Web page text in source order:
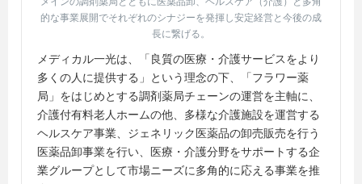
的な事業展開でそれぞれのシナジーを発揮し安定経営と今後の成
長に繋げる。
メディカル一光は、「良質の医療・介護サービスをより
多くの人に提供する」という理念の下、「フラワー薬
局」をはじめとする調剤薬局チェーンの運営を主軸に、
介護付有料老人ホームの他、多様な介護施設を運営する
ヘルスケア事業、ジェネリック医薬品の卸売販売を行う
医薬品卸事業を行い、医療・介護分野をサポートする企
業グループとして市場ニーズに多角的に応える事業を推